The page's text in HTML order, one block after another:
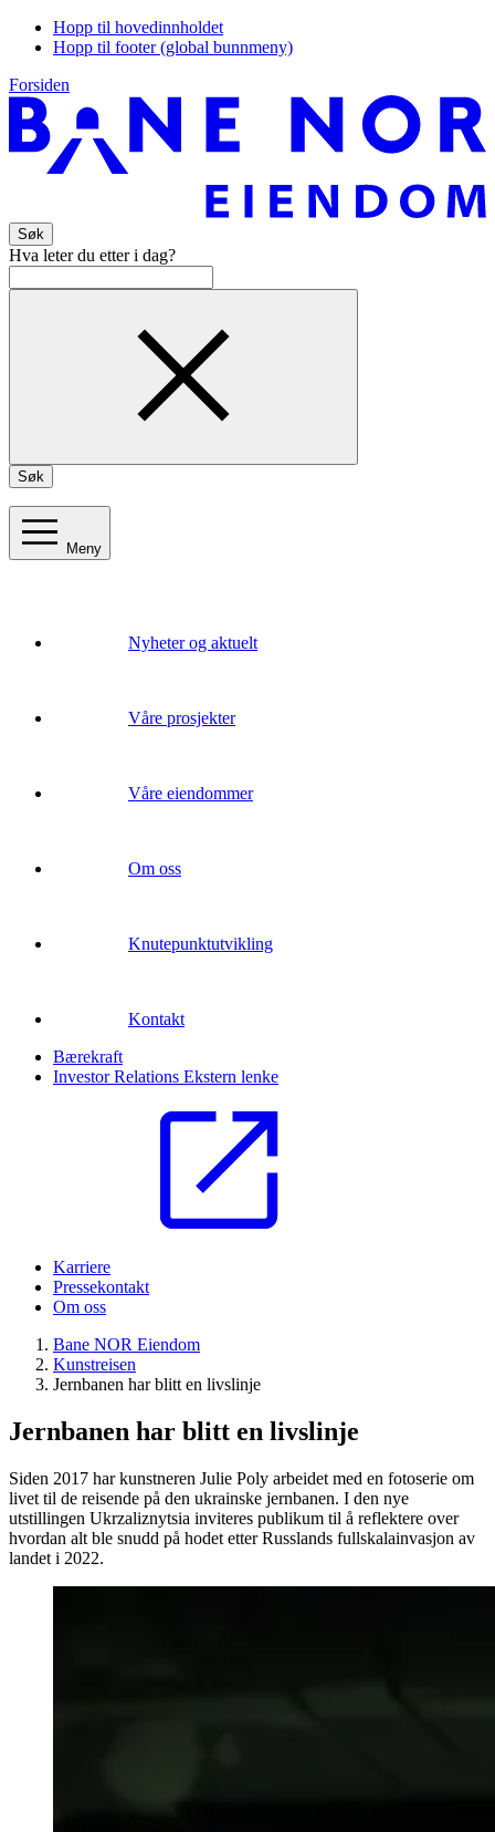
Hopp til hovedinnholdet
Hopp til footer (global bunnmeny)
Forsiden
Søk
Hva leter du etter i dag?
Søk
Meny
Nyheter og aktuelt
Våre prosjekter
Våre eiendommer
Om oss
Knutepunktutvikling
Kontakt
Bærekraft
Investor Relations Ekstern lenke
Karriere
Pressekontakt
Om oss
Bane NOR Eiendom
Kunstreisen
Jernbanen har blitt en livslinje
Jernbanen har blitt en livslinje
Siden 2017 har kunstneren Julie Poly arbeidet med en fotoserie om
livet til de reisende på den ukrainske jernbanen. I den nye
utstillingen Ukrzaliznytsia inviteres publikum til å reflektere over
hvordan alt ble snudd på hodet etter Russlands fullskalainvasjon av
landet i 2022.